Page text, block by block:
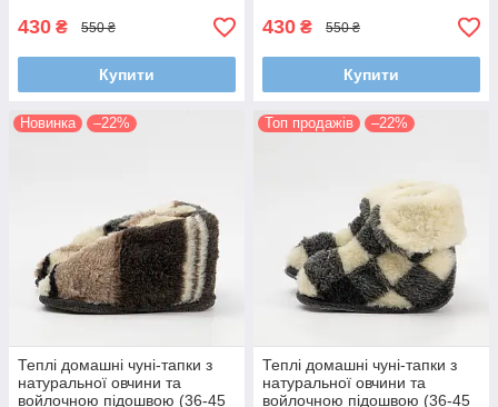
430 ₴ 550 ₴
Купити
430 ₴ 550 ₴
Купити
Новинка –22%
Теплі домашні чуні-тапки з
натуральної овчини та
войлочною підошвою (36-45
Топ продажів –22%
Теплі домашні чуні-тапки з
натуральної овчини та
войлочною підошвою (36-45